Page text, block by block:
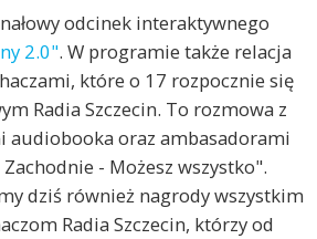
odcinek interaktywnego
2.0". W programie także relacja
które o 17 rozpocznie się
Radia Szczecin. To rozmowa z
oraz ambasadorami
- Możesz wszystko".
dziś również nagrody wszystkim
Radia Szczecin, którzy od